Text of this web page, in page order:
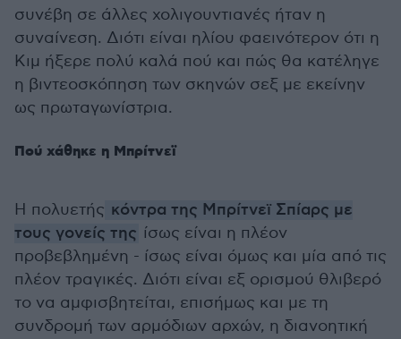
συνέβη σε άλλες χολιγουντιανές ήταν η
συναίνεση. Διότι είναι ηλίου φαεινότερον ότι η
Κιμ ήξερε πολύ καλά πού και πώς θα κατέληγε
η βιντεοσκόπηση των σκηνών σεξ με εκείνην
ως πρωταγωνίστρια.
Πού χάθηκε η Μπρίτνεϊ
Η πολυετής κόντρα της Μπρίτνεϊ Σπίαρς με
τους γονείς της ίσως είναι η πλέον
προβεβλημένη - ίσως είναι όμως και μία από τις
πλέον τραγικές. Διότι είναι εξ ορισμού θλιβερό
το να αμφισβητείται, επισήμως και με τη
συνδρομή των αρμόδιων αρχών, η διανοητική